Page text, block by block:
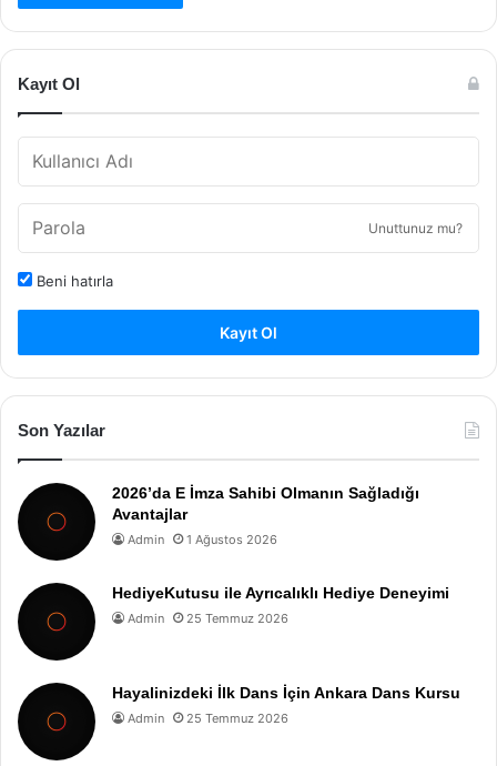
Kayıt Ol
Unuttunuz mu?
Beni hatırla
Kayıt Ol
Son Yazılar
2026’da E İmza Sahibi Olmanın Sağladığı
Avantajlar
Admin 1 Ağustos 2026
HediyeKutusu ile Ayrıcalıklı Hediye Deneyimi
Admin 25 Temmuz 2026
Hayalinizdeki İlk Dans İçin Ankara Dans Kursu
Admin 25 Temmuz 2026